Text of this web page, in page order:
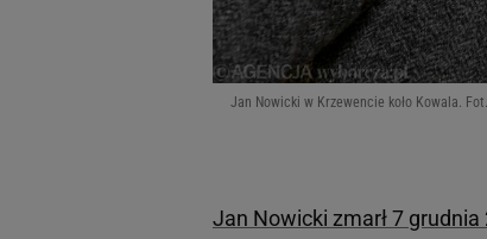
Jan Nowicki w Krzewencie koło Kowala.
Jan Nowicki zmarł 7 grudnia